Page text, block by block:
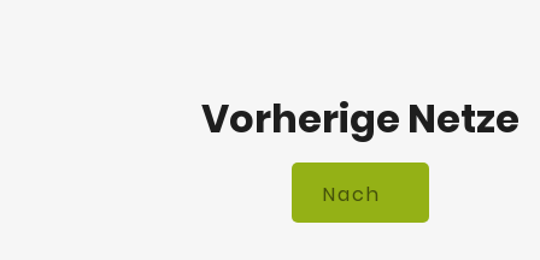
Vorherige Netze